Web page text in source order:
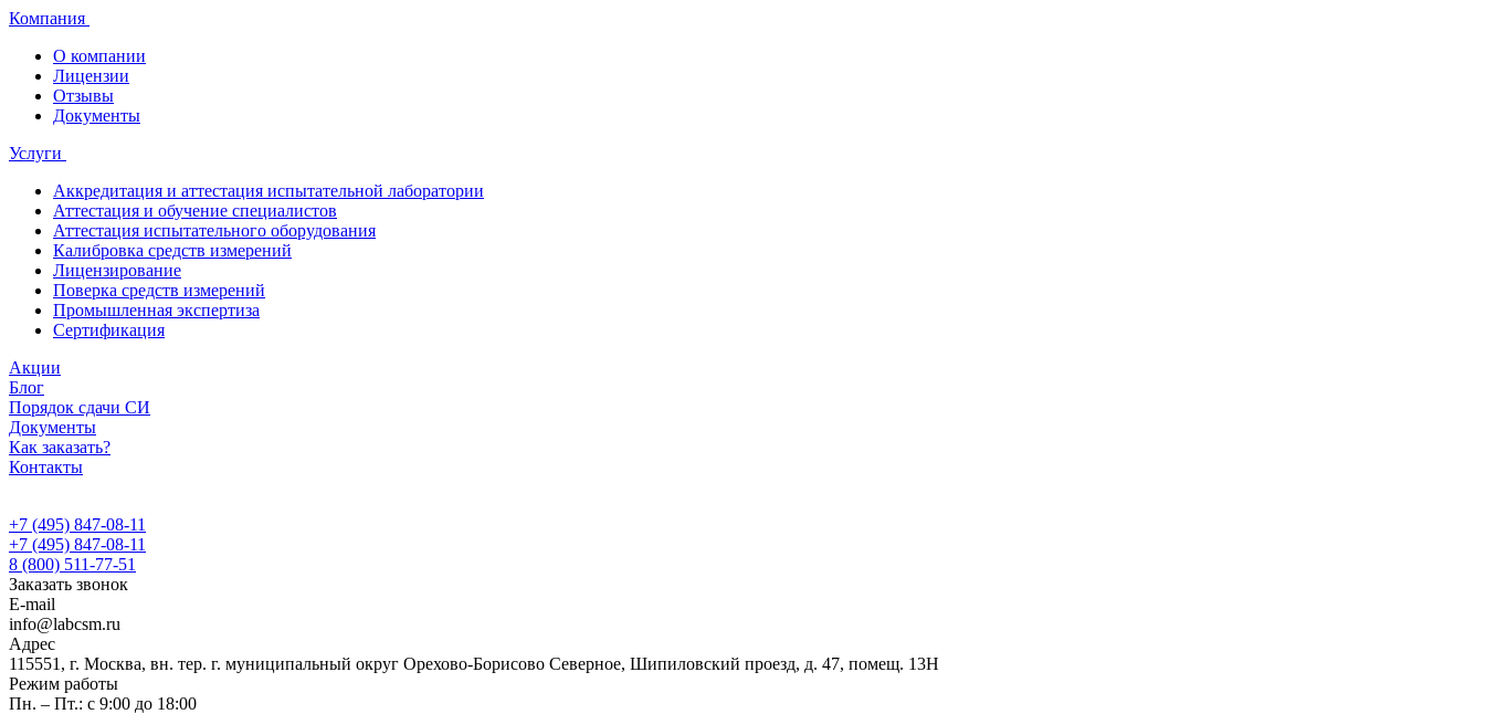
Компания
О компании
Лицензии
Отзывы
Документы
Услуги
Аккредитация и аттестация испытательной лаборатории
Аттестация и обучение специалистов
Аттестация испытательного оборудования
Калибровка средств измерений
Лицензирование
Поверка средств измерений
Промышленная экспертиза
Сертификация
Акции
Блог
Порядок сдачи СИ
Документы
Как заказать?
Контакты
+7 (495) 847-08-11
+7 (495) 847-08-11
8 (800) 511-77-51
Заказать звонок
E-mail
info@labcsm.ru
Адрес
115551, г. Москва, вн. тер. г. муниципальный округ Орехово-Борисово Северное, Шипиловский проезд, д. 47, помещ. 13Н
Режим работы
Пн. – Пт.: с 9:00 до 18:00